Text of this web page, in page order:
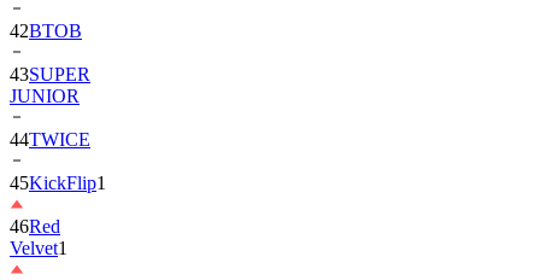
42BTOB
43SUPER
JUNIOR
44TWICE
45KickFlip1
46Red
Velvet1